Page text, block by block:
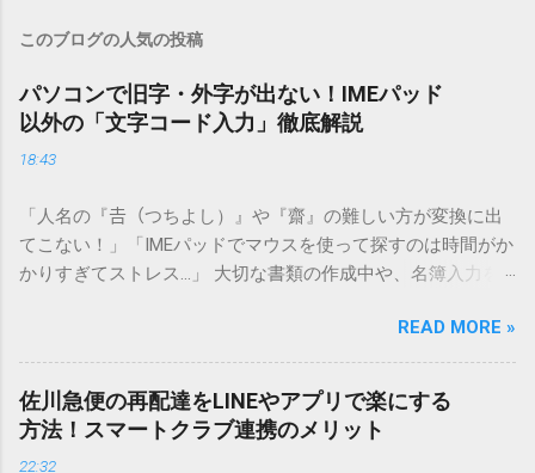
このブログの人気の投稿
パソコンで旧字・外字が出ない！IMEパッド
以外の「文字コード入力」徹底解説
18:43
「人名の『𠮷（つちよし）』や『齋』の難しい方が変換に出
てこない！」「IMEパッドでマウスを使って探すのは時間がか
かりすぎてストレス…」 大切な書類の作成中や、名簿入力を
てしまいますよね。多くの人が「IMEパッド（手書き入力）」
を使いますが、実はマウスで一画ずつ書くのは非効率です
し、似た漢字が多すぎて結局見つからないことも少なくあり
ません。 そこで今回は、IMEパッドを使わずに、特定のコー
ドを打ち込むだけで一瞬で旧字や外字、特殊記号を呼び出す
READ MORE »
佐川急便の再配達をLINEやアプリで楽にする
方法！スマートクラブ連携のメリット
22:32